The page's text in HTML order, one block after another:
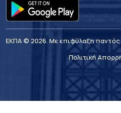
ΕΚΠΑ © 2026. Με επιφύλαξη παντός
Πολιτική